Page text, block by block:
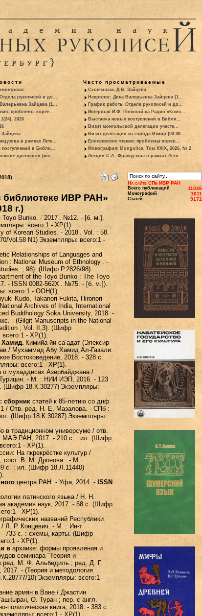
рукописей и до...
Зайцева (1...
проблемы корее...
2026
Зайцева
в рамках Летн...
поступлений в Библи...
древности (ист...
Часто просматриваемые
Скончалась Д.В. Зайцева
Некролог: Дина Валерьевна Зайцева (1...
График работы Отдела рукописей и до...
Интервью И.Ф. Поповой на Радио «Комс...
Выставка новых поступлений в Библи...
Визит монгольской делегации участн...
Визит делегации из города Измир (03.06...
Елисеевские чтения: проблемы корее...
Монография: Mongolica. Том XXIX, 2026, № 2
Лекции С.А. Французова в рамках Летн...
библиотеке ИВР РАН»
г.)
Bunko. - 2017 . №12. - [б. м.].
всего:1 - ХР(1).
of Korean Studies. - 2018 . Vol. : 58.
Vol.58 N1) Экземпляры: всего:1 -
Relationships of Languages and
: National Museum of Ethnology . -
; 98). (Шифр P.2826/98).
of the Toyo Bunko : The Toyo
- ISSN 0082-562X . №75. - [б. м.]).
всего:1 - ООН(1).
Kudo, Takanori Fukita, Hironori
Archives of India, International
Buddhology Soka University, 2018. -
. - (Gilgit Manuscripts in the National
; Vol.
II,3). (Шифр
- ХР(1).
Хамид. Кимийа-йи саʻадат (Элексир
/ Мухаммад Абу Хамид Ал-Газали.
Востоковедение, 2018. - 328 с.
всего:1 - ХР(1).
о мухаддисах Азербайджана /
- М. : НИИ ИЭП, 2016. - 123
(Шифр 18.К.30277) Экземпляры:
сборникстатей к 85-летию со днф
/ Отв. ред. Н. Е. Мазалова. - СПб :
(Шифр 18.К.30287) Экземпляры:
в традиционном универсуме / отв.
РАН, 2017. - 210 с. : ил. (Шифр
- ХР(1).
На пкрекрёстке культур /
сост. В. М. Дронова . - М. :
с. : ил. (Шифр 18.Л.11440)
центра РАН. - Уфа, 2014. - ISSN
латинского языка / Н. Н.
академия наук, 2017. - 58 с. (Шифр
- ХР(1).
названий Республики
/ Л. Р. Концевич. - М. : Ин-т
- 733 с. : схемы, карты. (Шифр
- ХР(1).
вархаике: формы проявления и
семинара "Теория и
М. Ф. Альбедиль ; ред. Д. Г.
- (Теория и методология
10) Экземпляры: всего:1 -
армян в Ване / Джастин
О. Туран ; пер. с англ.
книга, 2018. - 383 с. :
всего:1 - ХР(1).
На сайте СПб ИВР РАН
Всего публикаций 11046
Монографий 1611
Статей 9172